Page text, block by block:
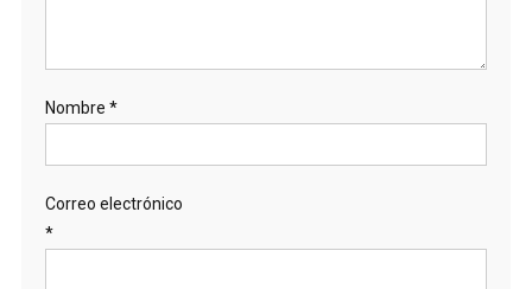
Nombre *
Correo electrónico
*